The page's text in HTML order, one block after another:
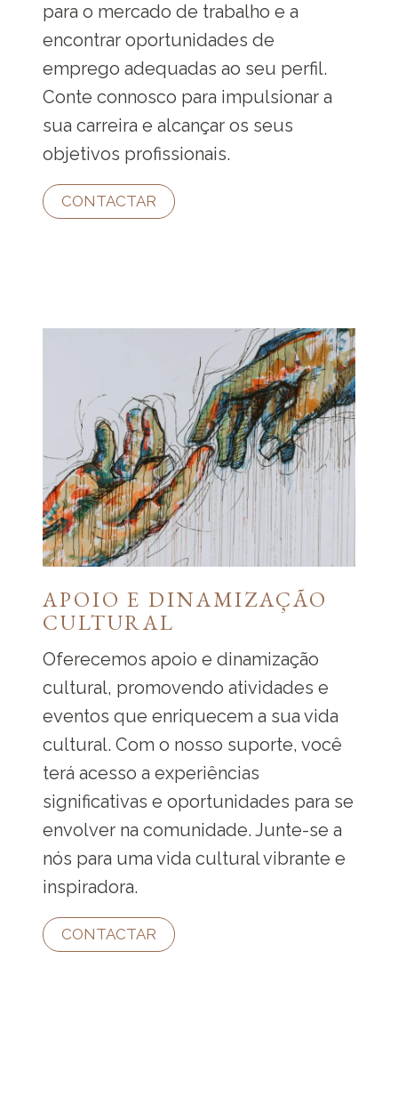
para o mercado de trabalho e a
encontrar oportunidades de
emprego adequadas ao seu perfil.
Conte connosco para impulsionar a
sua carreira e alcançar os seus
objetivos profissionais.
CONTACTAR
APOIO E DINAMIZAÇÃO
CULTURAL
Oferecemos apoio e dinamização
cultural, promovendo atividades e
eventos que enriquecem a sua vida
cultural. Com o nosso suporte, você
terá acesso a experiências
significativas e oportunidades para se
envolver na comunidade. Junte-se a
nós para uma vida cultural vibrante e
inspiradora.
CONTACTAR